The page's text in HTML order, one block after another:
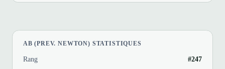
AB (PREV. NEWTON) STATISTIQUES
Rang #247